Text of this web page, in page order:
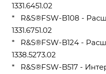
1331.6451.02
* R&S®FSW-B108 -
1331.6751.02
* R&S®FSW-B124 -
1338.5273.02
* R&S®FSW-B517 -